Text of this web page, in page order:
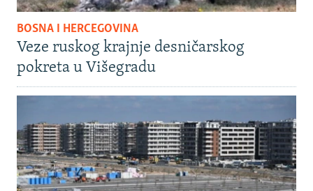
BOSNA I HERCEGOVINA
Veze ruskog krajnje desničarskog
pokreta u Višegradu